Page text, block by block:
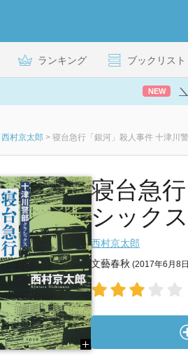
ランキング ブックリスト
NEW
西村京太郎 > 寝台急行「銀河」殺人事件 十津川
寝台急
シック
西村京太郎
文藝春秋 (2017年6月8